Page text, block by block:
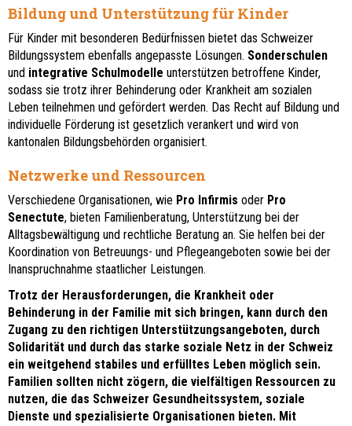
Bildung und Unterstützung für Kinder
Für Kinder mit besonderen Bedürfnissen bietet das Schweizer
Bildungssystem ebenfalls angepasste Lösungen. Sonderschulen
und integrative Schulmodelle unterstützen betroffene Kinder,
sodass sie trotz ihrer Behinderung oder Krankheit am sozialen
Leben teilnehmen und gefördert werden. Das Recht auf Bildung und
individuelle Förderung ist gesetzlich verankert und wird von
kantonalen Bildungsbehörden organisiert.
Netzwerke und Ressourcen
Verschiedene Organisationen, wie Pro Infirmis oder Pro
Senectute, bieten Familienberatung, Unterstützung bei der
Alltagsbewältigung und rechtliche Beratung an. Sie helfen bei der
Koordination von Betreuungs- und Pflegeangeboten sowie bei der
Inanspruchnahme staatlicher Leistungen.
Trotz der Herausforderungen, die Krankheit oder
Behinderung in der Familie mit sich bringen, kann durch den
Zugang zu den richtigen Unterstützungsangeboten, durch
Solidarität und durch das starke soziale Netz in der Schweiz
ein weitgehend stabiles und erfülltes Leben möglich sein.
Familien sollten nicht zögern, die vielfältigen Ressourcen zu
nutzen, die das Schweizer Gesundheitssystem, soziale
Dienste und spezialisierte Organisationen bieten. Mit